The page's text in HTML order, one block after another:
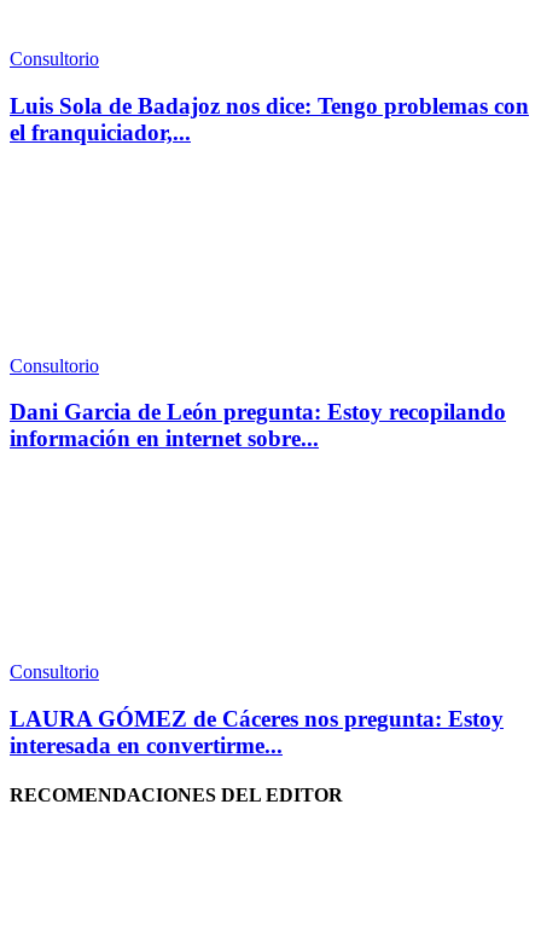
Consultorio
Luis Sola de Badajoz nos dice: Tengo problemas con
el franquiciador,...
Consultorio
Dani Garcia de León pregunta: Estoy recopilando
información en internet sobre...
Consultorio
LAURA GÓMEZ de Cáceres nos pregunta: Estoy
interesada en convertirme...
RECOMENDACIONES DEL EDITOR